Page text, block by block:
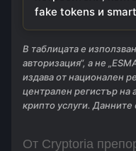
fake tokens и
В таблицата е
авторизация“, а не
издава от национален
централен регистър на
крипто услуги.
От Cryptoria